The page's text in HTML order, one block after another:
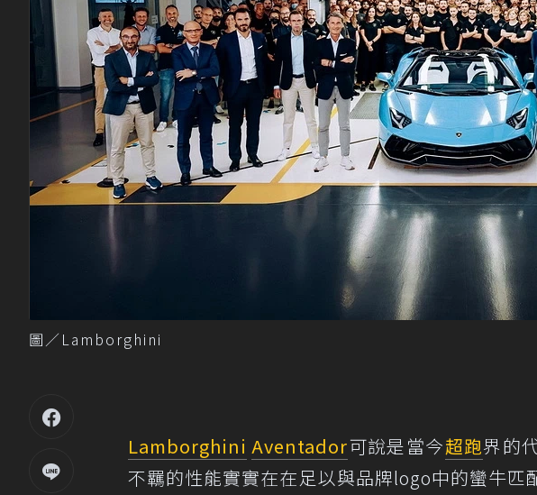
圖／Lamborghini
Lamborghini Aventador可說是當今超跑界的
不羈的性能實實在在足以與品牌logo中的蠻牛匹